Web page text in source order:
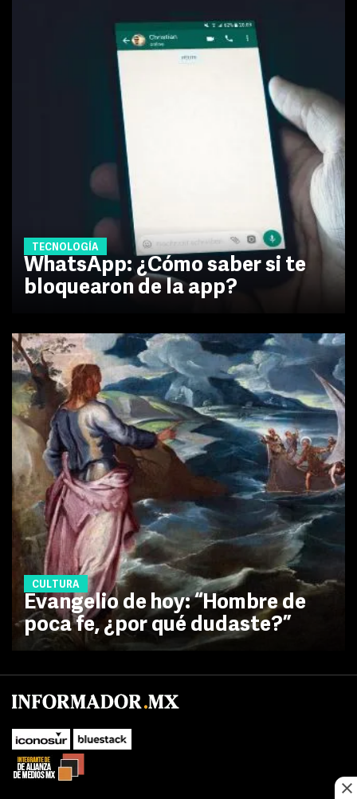
TECNOLOGÍA
WhatsApp: ¿Cómo saber si te
bloquearon de la app?
CULTURA
Evangelio de hoy: “Hombre de
poca fe, ¿por qué dudaste?”